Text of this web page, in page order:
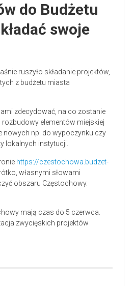
do Budżetu
swoje
ruszyło składanie projektów,
z budżetu miasta
zdecydować, na co zostanie
elementów miejskiej
nowych np. do wypoczynku czy
lokalnych instytucji.
https://czestochowa.budzet-
własnymi słowami
obszaru Częstochowy.
mają czas do 5 czerwca.
zwycięskich projektów